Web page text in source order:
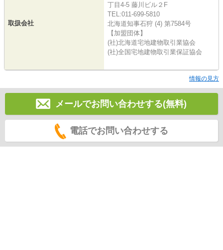
取扱会社
丁目4-5 藤川ビル２F
TEL:011-699-5810
北海道知事石狩 (4) 第7584号
【加盟団体】
(社)北海道宅地建物取引業協会
(社)全国宅地建物取引業保証協会
情報の見方
メールでお問い合わせする(無料)
電話でお問い合わせする